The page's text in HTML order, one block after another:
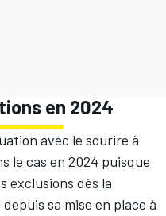
en 2024
avec le sourire à
le cas en 2024 puisque
exclusions dès la
sa mise en place à